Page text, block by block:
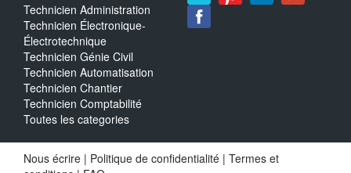
Technicien Administration
Technicien Électronique-
Électrotechnique
Technicien Génie Civil
Technicien Automatisation
Technicien Chantier
Technicien Comptabilité
Toutes les categories
Nous écrire | Politique de confidentialité | Termes et